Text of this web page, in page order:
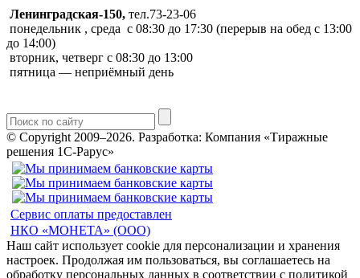
Ленинградская-150, тел.73-23-06
понедельник , среда с 08:30 до 17:30 (перерыв на обед с 13:00
до 14:00)
вторник, четверг с 08:30 до 13:00
пятница — неприёмный день
© Copyright 2009–2026. Разработка: Компания «Тиражные
решения 1С-Рарус»
Сервис оплаты предоставлен
НКО «МОНЕТА» (ООО)
Наш сайт использует cookie для персонализации и хранения
настроек. Продолжая им пользоваться, вы соглашаетесь на
обработку персональных данных в соответствии с политикой